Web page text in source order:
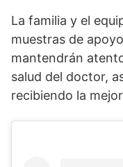
La familia y el
muestras de
mantendrán
salud del doctor,
recibiendo la